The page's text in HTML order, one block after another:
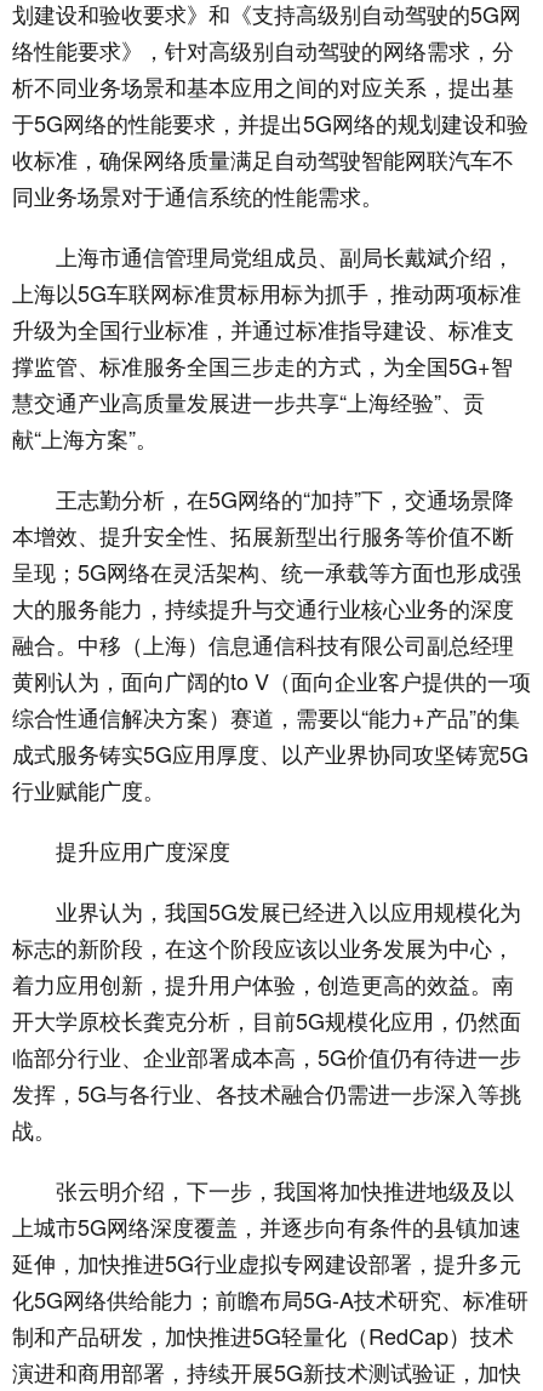
划建设和验收要求》和《支持高级别自动驾驶的5G网
络性能要求》，针对高级别自动驾驶的网络需求，分
析不同业务场景和基本应用之间的对应关系，提出基
于5G网络的性能要求，并提出5G网络的规划建设和验
收标准，确保网络质量满足自动驾驶智能网联汽车不
同业务场景对于通信系统的性能需求。
上海市通信管理局党组成员、副局长戴斌介绍，
上海以5G车联网标准贯标用标为抓手，推动两项标准
升级为全国行业标准，并通过标准指导建设、标准支
撑监管、标准服务全国三步走的方式，为全国5G+智
慧交通产业高质量发展进一步共享“上海经验”、贡
献“上海方案”。
王志勤分析，在5G网络的“加持”下，交通场景降
本增效、提升安全性、拓展新型出行服务等价值不断
呈现；5G网络在灵活架构、统一承载等方面也形成强
大的服务能力，持续提升与交通行业核心业务的深度
融合。中移（上海）信息通信科技有限公司副总经理
黄刚认为，面向广阔的to V（面向企业客户提供的一项
综合性通信解决方案）赛道，需要以“能力+产品”的集
成式服务铸实5G应用厚度、以产业界协同攻坚铸宽5G
行业赋能广度。
提升应用广度深度
业界认为，我国5G发展已经进入以应用规模化为
标志的新阶段，在这个阶段应该以业务发展为中心，
着力应用创新，提升用户体验，创造更高的效益。南
开大学原校长龚克分析，目前5G规模化应用，仍然面
临部分行业、企业部署成本高，5G价值仍有待进一步
发挥，5G与各行业、各技术融合仍需进一步深入等挑
战。
张云明介绍，下一步，我国将加快推进地级及以
上城市5G网络深度覆盖，并逐步向有条件的县镇加速
延伸，加快推进5G行业虚拟专网建设部署，提升多元
化5G网络供给能力；前瞻布局5G-A技术研究、标准研
制和产品研发，加快推进5G轻量化（RedCap）技术
演进和商用部署，持续开展5G新技术测试验证，加快